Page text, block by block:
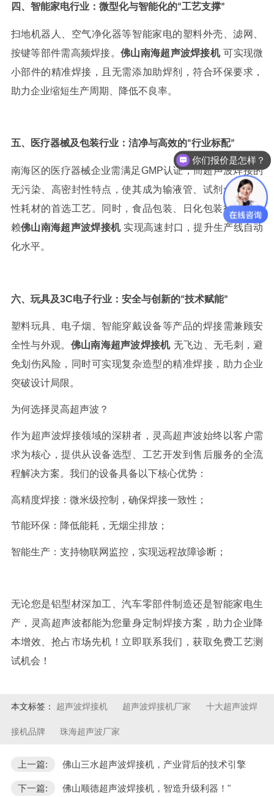
四、智能家电行业：微型化与智能化的“工艺支撑”
扫地机器人、空气净化器等智能家电的塑料外壳、滤网、
按键等部件需高频焊接。佛山南海超声波焊接机 可实现微
小部件的精准焊接，且无需添加助焊剂，符合环保要求，
助力企业缩短生产周期、降低不良率。
五、医疗器械及包装行业：洁净与高效的“行业标配”
南海区的医疗器械企业需满足GMP认证，而超声波焊接的
无污染、高密封性特点，使其成为输液管、试剂盒、一次
性耗材的首选工艺。同时，食品包装、日化包装行业也依
赖佛山南海超声波焊接机 实现高速封口，提升生产线自动
化水平。
六、玩具及3C电子行业：安全与创新的“技术赋能”
塑料玩具、电子烟、智能穿戴设备等产品的焊接需兼顾安
全性与外观。 佛山南海超声波焊接机 无飞边、无毛刺，避
免划伤风险，同时可实现复杂造型的精准焊接，助力企业
突破设计局限。
为何选择灵高超声波？
作为超声波焊接领域的深耕者， 灵高超声波始终以客户需
求为核心，提供从设备选型、工艺开发到售后服务的全流
程解决方案。我们的设备具备以下核心优势：
高精度焊接：微米级控制，确保焊接一致性；
节能环保：降低能耗，无烟尘排放；
智能生产：支持物联网监控，实现远程故障诊断；
无论您是铝型材深加工、汽车零部件制造还是智能家电生
产， 灵高超声波都能为您量身定制焊接方案，助力企业降
本增效、抢占市场先机！立即联系我们，获取免费工艺测
试机会！
本文标签： 超声波焊接机 超声波焊接机厂家 十大超声波焊
接机品牌 珠海超声波厂家
上一篇: 佛山三水超声波焊接机，产业背后的技术引擎
下一篇: 佛山顺德超声波焊接机，智造升级利器！"
你们报价是怎样？